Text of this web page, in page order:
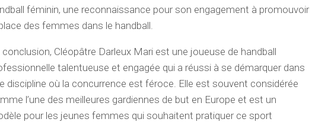
féminin, une reconnaissance pour son engagement à promouvoir
des femmes dans le handball.
conclusion, Cléopâtre Darleux Mari est une joueuse de handball
talentueuse et engagée qui a réussi à se démarquer dans
discipline où la concurrence est féroce. Elle est souvent considérée
l’une des meilleures gardiennes de but en Europe et est un
pour les jeunes femmes qui souhaitent pratiquer ce sport